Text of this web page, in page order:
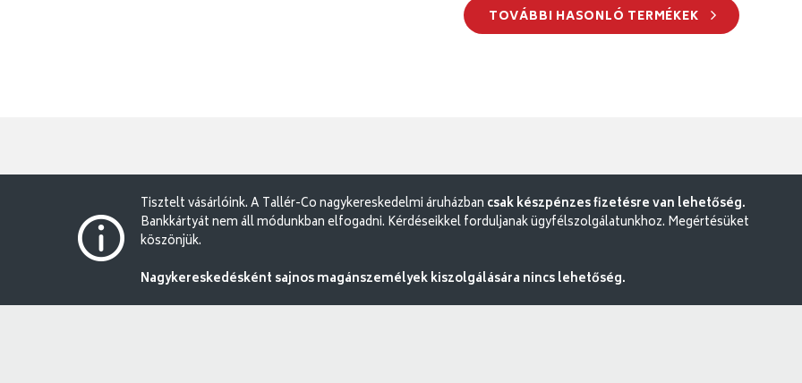
TOVÁBBI HASONLÓ TERMÉKEK
Tisztelt vásárlóink. A Tallér-Co nagykereskedelmi áruházban csak készpénzes fizetésre van lehetőség.
Bankkártyát nem áll módunkban elfogadni. Kérdéseikkel forduljanak ügyfélszolgálatunkhoz. Megértésüket
köszönjük.
Nagykereskedésként sajnos magánszemélyek kiszolgálására nincs lehetőség.